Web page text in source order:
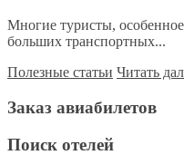
Многие туристы,
больших транспортных...
Полезные статьи Читать
Заказ авиабилетов
Поиск отелей